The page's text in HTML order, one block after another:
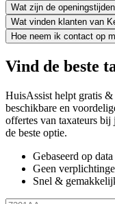
Wat zijn de
Wat vinden klanten van
Hoe neem ik contact op
Vind de beste
HuisAssist helpt gratis
beschikbare en
offertes van taxateurs
de beste optie.
Gebaseerd op data
Geen
Snel &